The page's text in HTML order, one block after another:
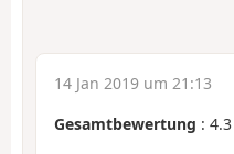
14 Jan 2019 um 21:13
Gesamtbewertung : 4.3